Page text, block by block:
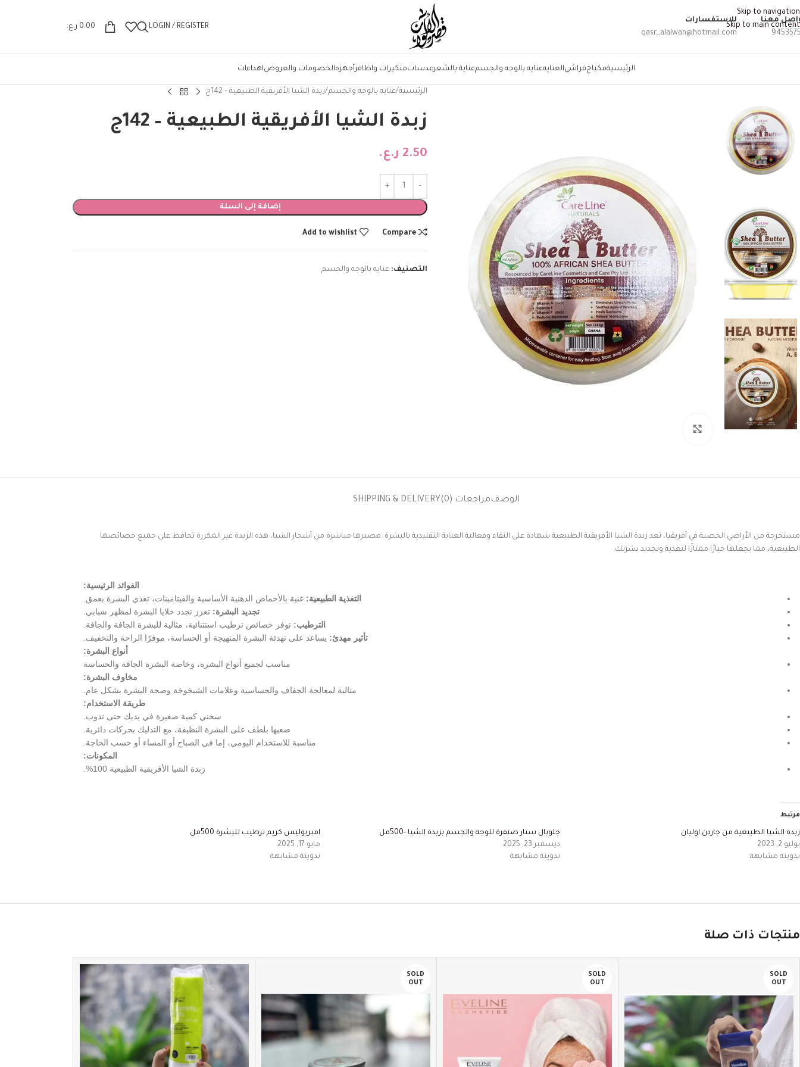
Skip to navigation
Skip to main content
معنا
للاستفسارات
qasr_alalwan@hotmail.com
LOGIN / REGISTER
0.00 ر.ع.
الرئيسيةمكياجفراشيالعنايهعنايه بالوجه والجسمعناية بالشعرعدساتمنكيرات واظافرأجهزهالخصومات والعروضاهداءات
الرئيسية عنايه بالوجه والجسم زبدة الشيا الأفريقية الطبيعية – 142ج
زبدة الشيا الأفريقية الطبيعية – 142ج
2.50 ر.ع.
إضافة إلى السلة
Compare
Add to wishlist
التصنيف: عنايه بالوجه والجسم
الوصفمراجعات (0) SHIPPING & DELIVERY
مستخرجة من الأراضي الخصبة في أفريقيا، تعد زبدة الشيا الأفريقية الطبيعية شهادة على النقاء وفعالية العناية التقليدية بالبشرة. مصدرها مباشرة من أشجار الشيا، هذه الزبدة غير المكررة تحافظ على جميع خصائصها
الطبيعية، مما يجعلها خيارًا ممتازًا لتغذية وتجديد بشرتك.
الفوائد الرئيسية:
التغذية الطبيعية: غنية بالأحماض الدهنية الأساسية والفيتامينات، تغذي البشرة بعمق.
تجديد البشرة: تعزز تجدد خلايا البشرة لمظهر شبابي.
الترطيب: توفر خصائص ترطيب استثنائية، مثالية للبشرة الجافة والجافة.
تأثير مهدئ: يساعد على تهدئة البشرة المتهيجة أو الحساسة، موفرًا الراحة والتخفيف.
أنواع البشرة:
مناسب لجميع أنواع البشرة، وخاصة البشرة الجافة والحساسة
مخاوف البشرة:
مثالية لمعالجة الجفاف والحساسية وعلامات الشيخوخة وصحة البشرة بشكل عام.
طريقة الاستخدام:
سخني كمية صغيرة في يديك حتى تذوب.
ضعيها بلطف على البشرة النظيفة، مع التدليك بحركات دائرية.
مناسبة للاستخدام اليومي، إما في الصباح أو المساء أو حسب الحاجة.
المكونات:
زبدة الشيا الأفريقية الطبيعية 100%.
مرتبط
زبدة الشيا الطبيعية من جاردن اوليان
يوليو 2, 2023
تدوينة مشابهة
جلوبال ستار صنفرة للوجه والجسم بزبدة الشيا -500مل
ديسمبر 23, 2025
تدوينة مشابهة
امبريوليس كريم ترطيب للبشرة 500مل
مايو 17, 2025
تدوينة مشابهة
منتجات ذات صلة
SOLD
OUT
SOLD
OUT
SOLD
OUT